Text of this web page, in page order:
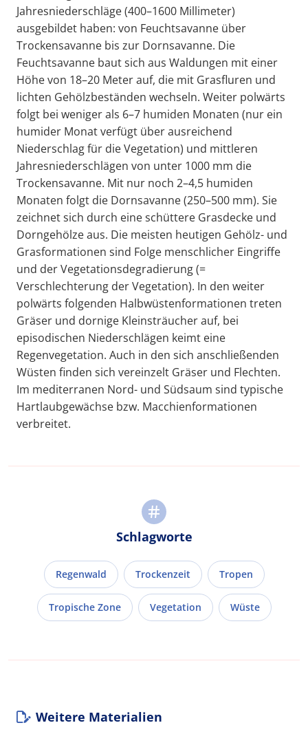
Jahresniederschläge (400–1600 Millimeter)
ausgebildet haben: von Feuchtsavanne über
Trockensavanne bis zur Dornsavanne. Die
Feuchtsavanne baut sich aus Waldungen mit einer
Höhe von 18–20 Meter auf, die mit Grasfluren und
lichten Gehölzbeständen wechseln. Weiter polwärts
folgt bei weniger als 6–7 humiden Monaten (nur ein
humider Monat verfügt über ausreichend
Niederschlag für die Vegetation) und mittleren
Jahresniederschlägen von unter 1000 mm die
Trockensavanne. Mit nur noch 2–4,5 humiden
Monaten folgt die Dornsavanne (250–500 mm). Sie
zeichnet sich durch eine schüttere Grasdecke und
Dorngehölze aus. Die meisten heutigen Gehölz- und
Grasformationen sind Folge menschlicher Eingriffe
und der Vegetationsdegradierung (=
Verschlechterung der Vegetation). In den weiter
polwärts folgenden Halbwüstenformationen treten
Gräser und dornige Kleinsträucher auf, bei
episodischen Niederschlägen keimt eine
Regenvegetation. Auch in den sich anschließenden
Wüsten finden sich vereinzelt Gräser und Flechten.
Im mediterranen Nord- und Südsaum sind typische
Hartlaubgewächse bzw. Macchienformationen
verbreitet.
Schlagworte
Regenwald Trockenzeit Tropen
Tropische Zone Vegetation Wüste
Weitere Materialien